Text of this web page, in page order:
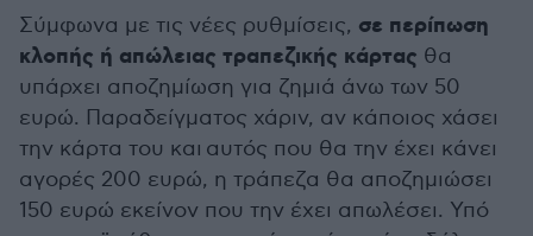
Σύμφωνα με τις νέες ρυθμίσεις, σε περίπωση
κλοπής ή απώλειας τραπεζικής κάρτας θα
υπάρχει αποζημίωση για ζημιά άνω των 50
ευρώ. Παραδείγματος χάριν, αν κάποιος χάσει
την κάρτα του και αυτός που θα την έχει κάνει
αγορές 200 ευρώ, η τράπεζα θα αποζημιώσει
150 ευρώ εκείνον που την έχει απωλέσει. Υπό